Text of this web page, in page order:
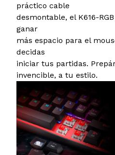
práctico cable
desmontable, el K616-
ganar
más espacio para el
decidas
iniciar tus partidas.
invencible, a tu estilo.